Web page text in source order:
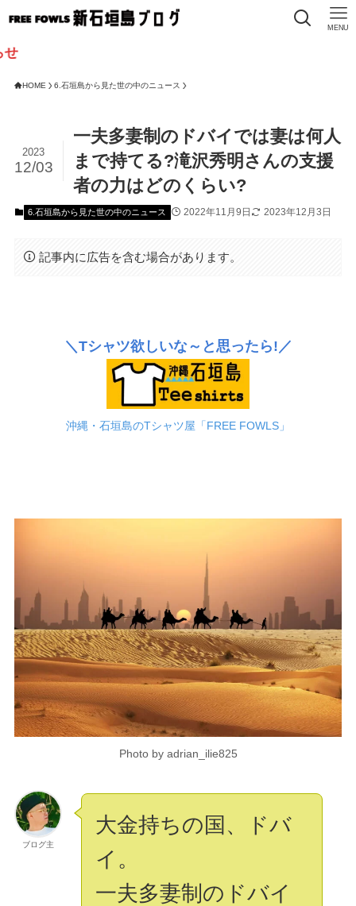
MENU
HOME 6.石垣島から見た世の中のニュース
一夫多妻制のドバイでは妻は何人
まで持てる?滝沢秀明さんの支援
者の力はどのくらい?
2023
12/03
6.石垣島から見た世の中のニュース 2022年11月9日 2023年12月3日
記事内に広告を含む場合があります。
＼Tシャツ欲しいな～と思ったら!／
沖縄・石垣島のTシャツ屋「FREE FOWLS」
Photo by adrian_ilie825
ブログ主
大金持ちの国、ドバ
イ。
一夫多妻制のドバイ